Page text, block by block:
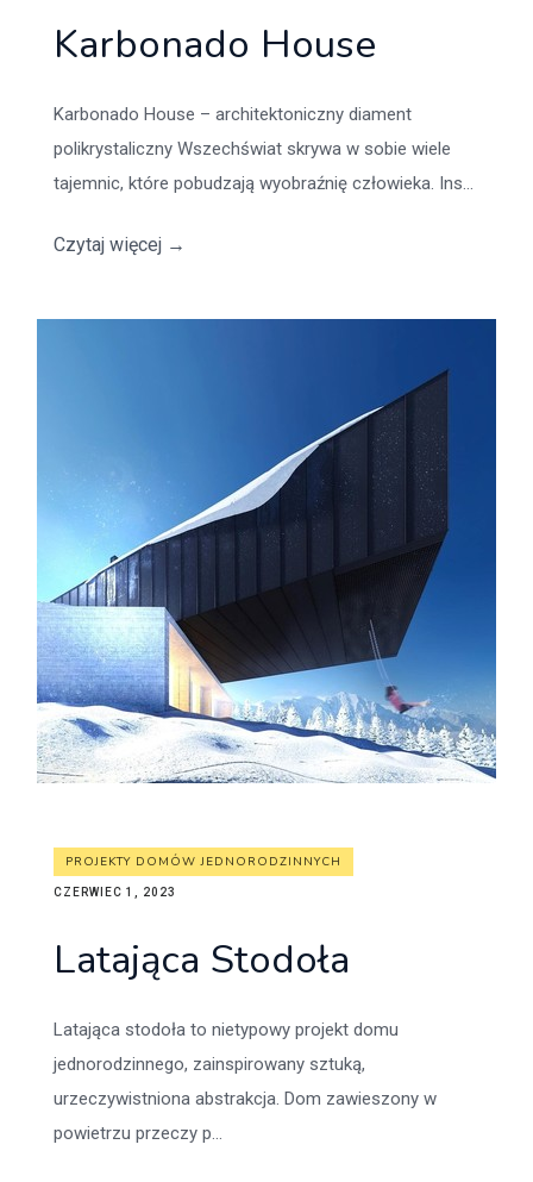
Karbonado House
Karbonado House – architektoniczny diament
polikrystaliczny Wszechświat skrywa w sobie wiele
tajemnic, które pobudzają wyobraźnię człowieka. Ins...
Czytaj więcej →
PROJEKTY DOMÓW JEDNORODZINNYCH
CZERWIEC 1, 2023
Latająca Stodoła
Latająca stodoła to nietypowy projekt domu
jednorodzinnego, zainspirowany sztuką,
urzeczywistniona abstrakcja. Dom zawieszony w
powietrzu przeczy p...